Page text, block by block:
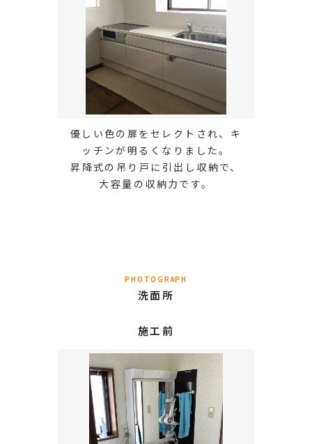
優しい色の扉をセレクトされ、キ
ッチンが明るくなりました。
昇降式の吊り戸に引出し収納で、
大容量の収納力です。
PHOTOGRAPH
洗面所
施工前